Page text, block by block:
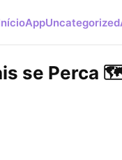
AppUncategorized
se Perca